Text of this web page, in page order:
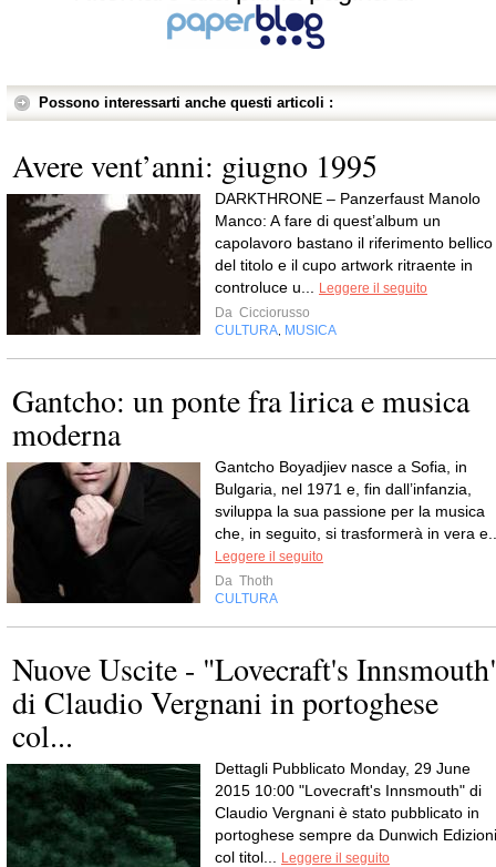
Possono interessarti anche questi articoli :
Avere vent’anni: giugno 1995
DARKTHRONE – Panzerfaust Manolo
Manco: A fare di quest’album un
capolavoro bastano il riferimento bellico
del titolo e il cupo artwork ritraente in
controluce u... Leggere il seguito
Da Cicciorusso
CULTURA, MUSICA
Gantcho: un ponte fra lirica e musica
moderna
Gantcho Boyadjiev nasce a Sofia, in
Bulgaria, nel 1971 e, fin dall’infanzia,
sviluppa la sua passione per la musica
che, in seguito, si trasformerà in vera
Leggere il seguito
Da Thoth
CULTURA
Nuove Uscite - "Lovecraft's
di Claudio Vergnani in portoghese
col...
Dettagli Pubblicato Monday, 29 June
2015 10:00 "Lovecraft's Innsmouth" di
Claudio Vergnani è stato pubblicato in
portoghese sempre da Dunwich Edizioni
col titol... Leggere il seguito